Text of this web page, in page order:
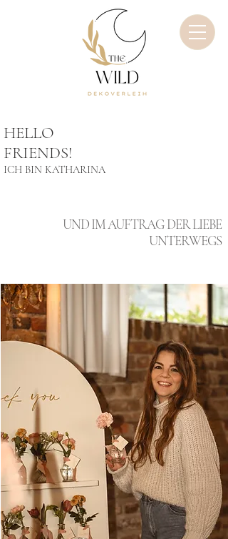
HELLO
FRIENDS!
ICH BIN KATHARINA
UND IM AUFTRAG DER LIEBE
UNTERWEGS